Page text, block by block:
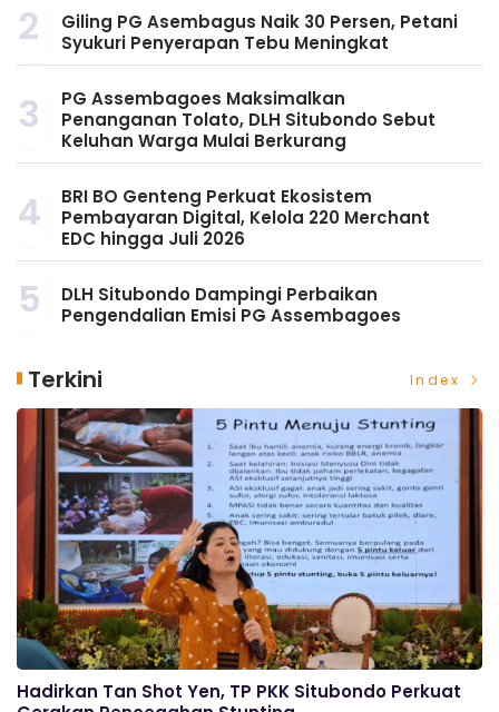
2
Giling PG Asembagus Naik 30 Persen, Petani
Syukuri Penyerapan Tebu Meningkat
3
PG Assembagoes Maksimalkan
Penanganan Tolato, DLH Situbondo Sebut
Keluhan Warga Mulai Berkurang
4
BRI BO Genteng Perkuat Ekosistem
Pembayaran Digital, Kelola 220 Merchant
EDC hingga Juli 2026
5
DLH Situbondo Dampingi Perbaikan
Pengendalian Emisi PG Assembagoes
Terkini Index
Hadirkan Tan Shot Yen, TP PKK Situbondo Perkuat